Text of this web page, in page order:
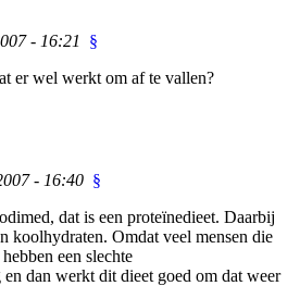
- 16:21
§
er wel werkt om af te vallen?
- 16:40 §
dat is een proteïnedieet. Daarbij
koolhydraten. Omdat veel mensen die
een slechte
dan werkt dit dieet goed om dat weer